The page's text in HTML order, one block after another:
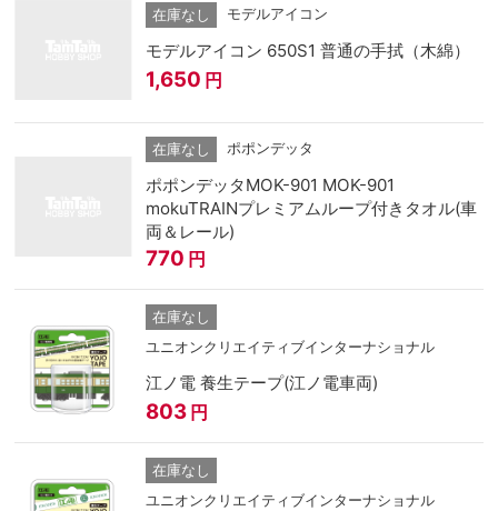
在庫なし モデルアイコン
モデルアイコン 650S1 普通の手拭（木綿）
1,650 円
在庫なし ポポンデッタ
ポポンデッタMOK-901 MOK-901
mokuTRAINプレミアムループ付きタオル(車
両＆レール)
770 円
在庫なし
ユニオンクリエイティブインターナショナル
江ノ電 養生テープ(江ノ電車両)
803 円
在庫なし
ユニオンクリエイティブインターナショナル